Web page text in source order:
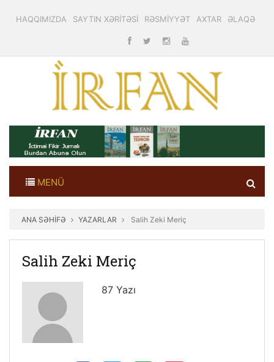
HAQQIMIZDA SAYTIN XƏRİTƏSİ RƏSMİYYƏT AXTAR ƏLAQƏ
MENÜ
ANA SƏHİFƏ YAZARLAR Salih Zeki Meriç
Salih Zeki Meriç
87 Yazı